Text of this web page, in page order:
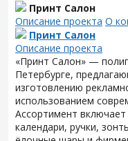
Принт Салон
Описание проекта О
Принт Салон
Описание проекта
«Принт Салон» —
Петербурге,
изготовлению
использованием
Ассортимент
календари, ручки,